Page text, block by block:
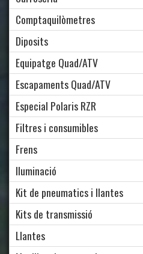
Comptaquilòmetres
Diposits
Equipatge Quad/ATV
Escapaments Quad/ATV
Especial Polaris RZR
Filtres i consumibles
Frens
Iluminació
Kit de pneumatics i llantes
Kits de transmissió
Llantes